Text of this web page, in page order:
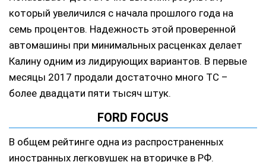
который увеличился с начала прошлого года на
семь процентов. Надежность этой проверенной
автомашины при минимальных расценках делает
Калину одним из лидирующих вариантов. В первые
месяцы 2017 продали достаточно много ТС –
более двадцати пяти тысяч штук.
FORD FOCUS
В общем рейтинге одна из распространенных
иностранных легковушек на вторичке в РФ.